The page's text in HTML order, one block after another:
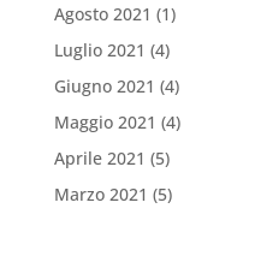
Agosto 2021 (1)
Luglio 2021 (4)
Giugno 2021 (4)
Maggio 2021 (4)
Aprile 2021 (5)
Marzo 2021 (5)